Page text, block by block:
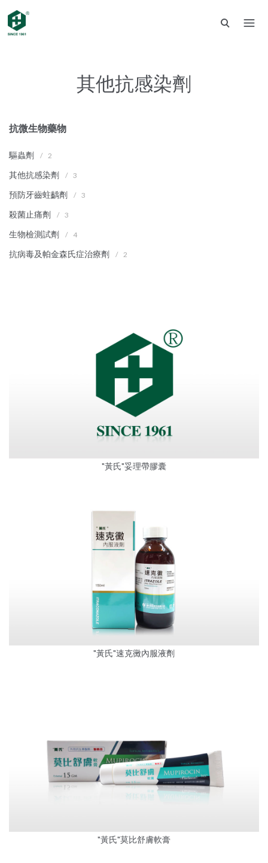
其他抗感染劑
抗微生物藥物
驅蟲劑 / 2
其他抗感染劑 / 3
預防牙齒蛀齲劑 / 3
殺菌止痛劑 / 3
生物檢測試劑 / 4
抗病毒及帕金森氏症治療劑 / 2
"黃氏"妥理帶膠囊
"黃氏"速克黴內服液劑
"黃氏"莫比舒膚軟膏